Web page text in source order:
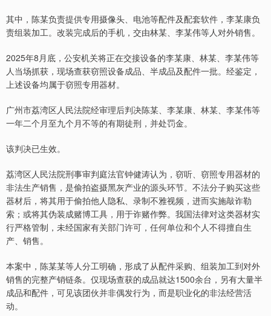
其中，陈某负责提供专用摄像头、电池等配件及配套软件，李某康负
责组装加工。改装完成后的手机，交由林某、李某伟等人对外销售。
2025年8月底，公安机关将正在交接设备的李某康、林某、李某伟等
人当场抓获，现场查获窃照设备成品、半成品及配件一批。经鉴定，
上述设备均属于窃照专用器材。
广州市荔湾区人民法院经审理后判决陈某、李某康、林某、李某伟等
一年二个月至九个月不等的有期徒刑，并处罚金。
该判决已生效。
荔湾区人民法院刑事审判庭法官钟健涛认为，窃听、窃照专用器材的
非法生产销售，是偷拍盗摄黑灰产业的源头环节。不法分子购买这些
器材后，将其用于偷拍他人隐私、录制不雅视频，进而实施敲诈勒
索；或将其伪装成赌博工具，用于诈赌作弊。我国法律对这类器材实
行严格管制，未经国家有关部门许可，任何单位和个人不得擅自生
产、销售。
本案中，陈某某等人分工明确，形成了从配件采购、组装加工到对外
销售的完整产销链条。仅现场查获的成品就达1500余台，另有大量半
成品和配件，可见该团伙并非偶发行为，而是职业化的非法经营活
动。